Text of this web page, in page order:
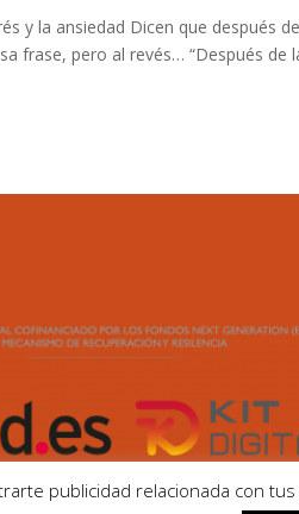
y la ansiedad Dicen que después
frase, pero al revés… “Después de
publicidad relacionada con